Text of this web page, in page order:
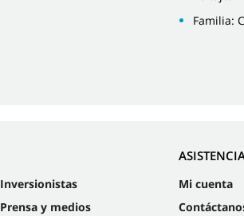
Familia:
Inversionistas
Prensa y medios
Mi cuenta